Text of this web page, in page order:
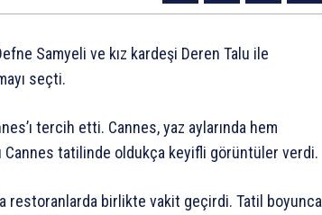
Samyeli ve kız kardeşi Deren Talu ile
seçti.
tercih etti. Cannes, yaz aylarında hem
Cannes tatilinde oldukça keyifli görüntüler verdi.
restoranlarda birlikte vakit geçirdi. Tatil boyunca